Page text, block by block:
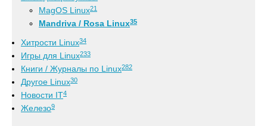
MagOS Linux21
Mandriva / Rosa Linux35
Хитрости Linux34
Игры для Linux233
Книги / Журналы по Linux282
Другое Linux30
Новости IT4
Железо9